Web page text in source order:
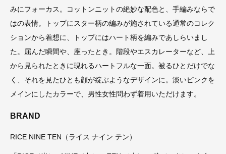
みにフォーカス。コットンニットの絶妙な配色と、手編みならで
はの表情。トップにスター柄の編みが施されている通常のコレク
ションから着想に、トップにはハート柄を編みであしらいまし
た。屈んだ瞬間や、座ったとき。階段やエスカレーターなど、上
から見られたときに現れるハートフルな一面。被るひとだけでな
く、それを見たひとも顔が綻ぶようなデザインに。淡いピンクを
メインにしたカラーで、男性女性問わず着用いただけます。
BRAND
RICE NINE TEN（ライス ナイン テン）